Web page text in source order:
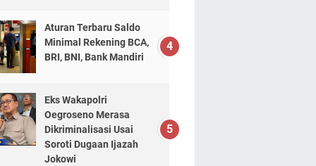
Aturan Terbaru Saldo
Minimal Rekening BCA,
BRI, BNI, Bank Mandiri
Eks Wakapolri
Oegroseno Merasa
Dikriminalisasi Usai
Soroti Dugaan Ijazah
Jokowi